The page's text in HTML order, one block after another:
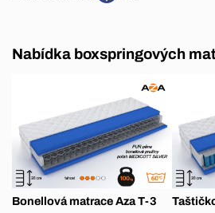
Nabídka boxspringových
Bonellová matrace Aza T-3